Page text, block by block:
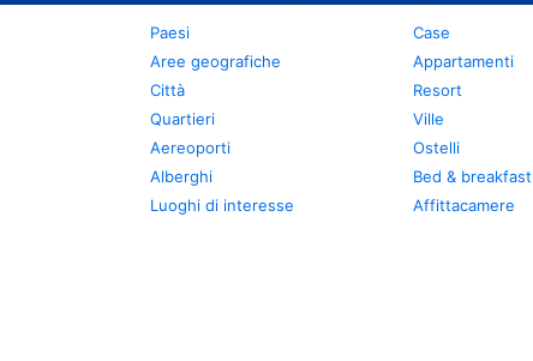
Paesi
Aree geografiche
Città
Quartieri
Aereoporti
Alberghi
Luoghi di interesse
Case
Appartamenti
Resort
Ville
Ostelli
Bed & breakfast
Affittacamere